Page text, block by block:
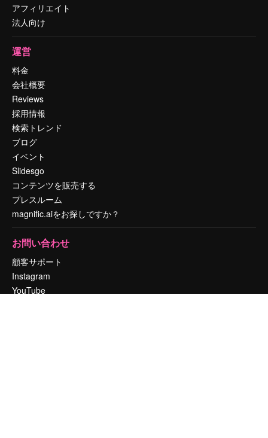
アフィリエイト
法人向け
運営
料金
会社概要
Reviews
採用情報
検索トレンド
ブログ
イベント
Slidesgo
コンテンツを販売する
プレスルーム
magnific.aiをお探しですか？
お問い合わせ
顧客サポート
Instagram
YouTube